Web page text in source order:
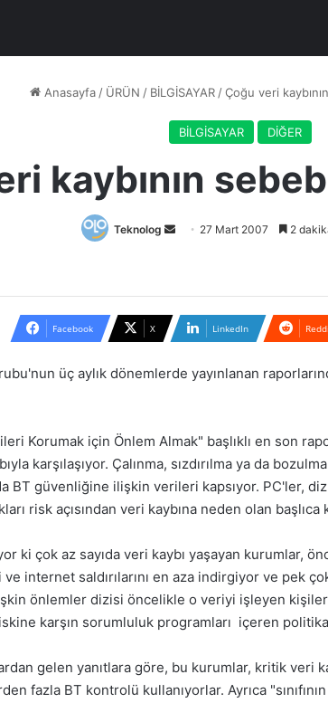
Anasayfa / ÜRÜN / BİLGİSAYAR / Çoğu veri
BİLGİSAYAR DİĞER
kaybının
Teknolog
Bir
göndermek
27 Mart 2007 2
Facebook X LinkedIn
üç aylık dönemlerde yayınlanan
Korumak için Önlem Almak" başlıklı en son
karşılaşıyor. Çalınma, sızdırılma ya da
BT güvenliğine ilişkin verileri kapsıyor. PC'ler,
risk açısından veri kaybına neden olan
ki çok az sayıda veri kaybı yaşayan kurumlar,
internet saldırılarını en aza indirgiyor ve pek
önlemler dizisi öncelikle o veriyi işleyen
karşın sorumluluk programları içeren
gelen yanıtlara göre, bu kurumlar, kritik veri
fazla BT kontrolü kullanıyorlar. Ayrıca